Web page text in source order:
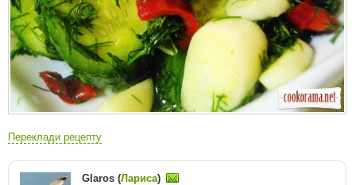
Переклади рецепту
Glaros (Лариса)